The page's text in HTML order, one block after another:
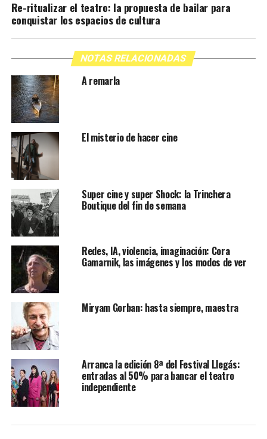
Re-ritualizar el teatro: la propuesta de bailar para
conquistar los espacios de cultura
NOTAS RELACIONADAS
A remarla
El misterio de hacer cine
Super cine y super Shock: la Trinchera
Boutique del fin de semana
Redes, IA, violencia, imaginación: Cora
Gamarnik, las imágenes y los modos de ver
Miryam Gorban: hasta siempre, maestra
Arranca la edición 8ª del Festival Llegás:
entradas al 50% para bancar el teatro
independiente